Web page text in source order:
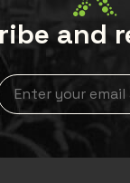
and
grabber